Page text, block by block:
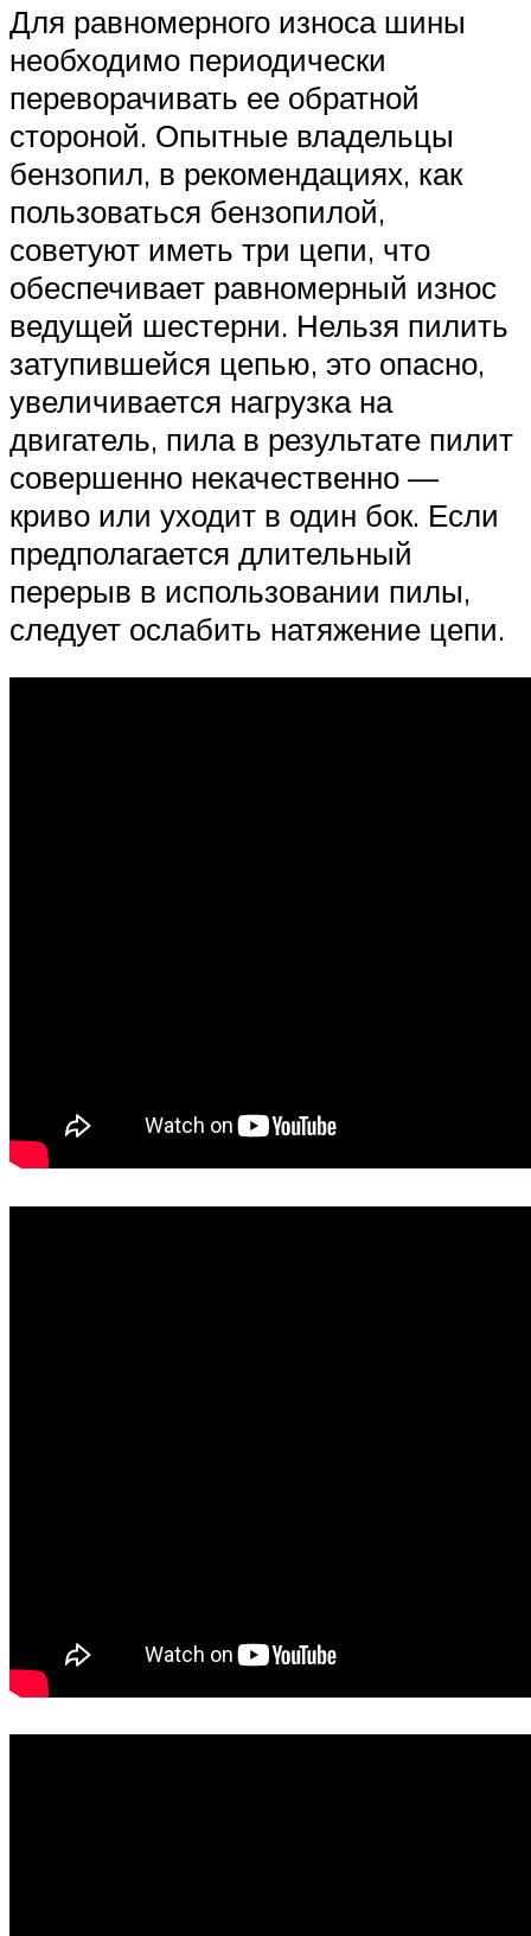
Для равномерного износа шины
необходимо периодически
переворачивать ее обратной
стороной. Опытные владельцы
бензопил, в рекомендациях, как
пользоваться бензопилой,
советуют иметь три цепи, что
обеспечивает равномерный износ
ведущей шестерни. Нельзя пилить
затупившейся цепью, это опасно,
увеличивается нагрузка на
двигатель, пила в результате пилит
совершенно некачественно —
криво или уходит в один бок. Если
предполагается длительный
перерыв в использовании пилы,
следует ослабить натяжение цепи.